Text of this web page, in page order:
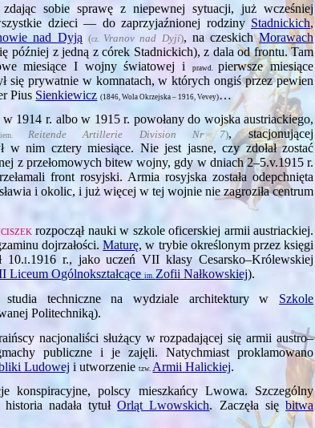
sobie sprawę z niepewnej sytuacji, już wcześ­niej
dzieci — do zaprzyjaźnionej rodziny Stadnickich,
nad Dyją (cz. Vranov nad Dyjí), na czeskichMorawach
później z jedną z córek Stadnickich), z dala od frontu. Tam
miesiące I wojny światowej i
prawd. pierwsze miesiące
się prywatnie w komnatach, w których ongiś przez pewien
Pius Sienkiewicz (1846, Wola Okrzejska – 1916, Vevey)…
1914 r. albo w 1915 r. powołany do wojska austriackiego,
Reitende Artillerie Division Nr 7), stacjonującej
w nim cztery miesiące. Nie jest jasne, czy zdołał zostać
z przełomowych bitew wojny, gdy w dniach 2–5.v.1915r.
front rosyjski. Armia rosyjska została odepchnięta
i okolic, i już więcej w tej wojnie nie zagroziła centrum
rozpoczął nauki w szkole oficerskiej armii austriackiej.
dojrzałości.Maturę, w trybie określonym przez księgi
10.i.1916r., jako uczeń VII klasy Cesarsko–Królewskiej
Liceum Ogólnokształcąceim.Zofii Nałkowskiej).
techniczne na wydziale architektury w Szkole
Politechniką).
nacjonaliści służący w rozpadającej się armii austro–
publiczne i je zajęli. Natychmiast proklamowano
Ludowej i utworzenietzw. Armii Halickiej.
konspiracyjne, polscy mieszkańcy Lwowa. Szczególny
historia nadała tytułOrląt Lwowskich. Zaczęła siębitwa